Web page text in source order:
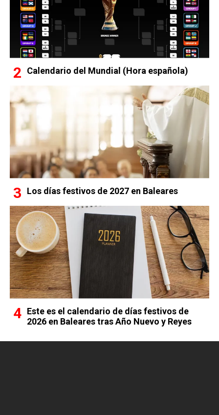
Calendario del Mundial (Hora española)
Los días festivos de 2027 en Baleares
Este es el calendario de días festivos de
2026 en Baleares tras Año Nuevo y Reyes